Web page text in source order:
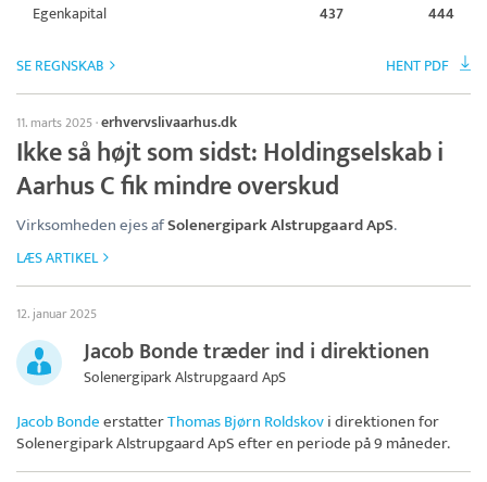
Egenkapital
437 444
SE REGNSKAB HENT PDF
11. marts 2025·erhvervslivaarhus.dk
Ikke så højt som sidst: Holdingselskab i
Aarhus C fik mindre overskud
Virksomheden ejes afSolenergipark Alstrupgaard ApS.
LÆS ARTIKEL
12. januar 2025
Jacob Bonde træder ind i direktionen
Solenergipark Alstrupgaard ApS
Jacob BondeerstatterThomas Bjørn Roldskovi direktionen for
Solenergipark Alstrupgaard ApSefter en periode på 9 måneder.